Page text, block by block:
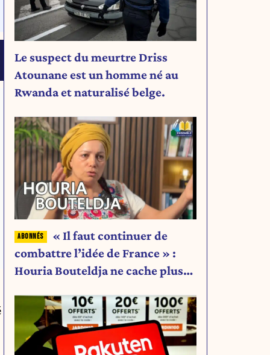
Le suspect du meurtre Driss
Atounane est un homme né au
Rwanda et naturalisé belge.
« Il faut continuer de
combattre l’idée de France » :
Houria Bouteldja ne cache plus